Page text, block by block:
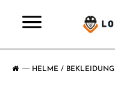
HELME / BEKLEIDUNG